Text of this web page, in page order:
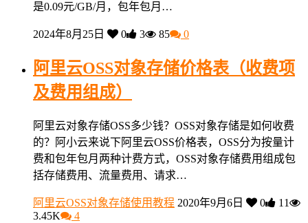
是0.09元/GB/月，包年包月…
2024年8月25日 0 3 85 0
阿里云OSS对象存储价格表（收费项
及费用组成）
阿里云对象存储OSS多少钱？OSS对象存储是如何收费
的？阿小云来说下阿里云OSS价格表，OSS分为按量计
费和包年包月两种计费方式，OSS对象存储费用组成包
括存储费用、流量费用、请求…
阿里云OSS对象存储使用教程 2020年9月6日 0
11
3.45K
4